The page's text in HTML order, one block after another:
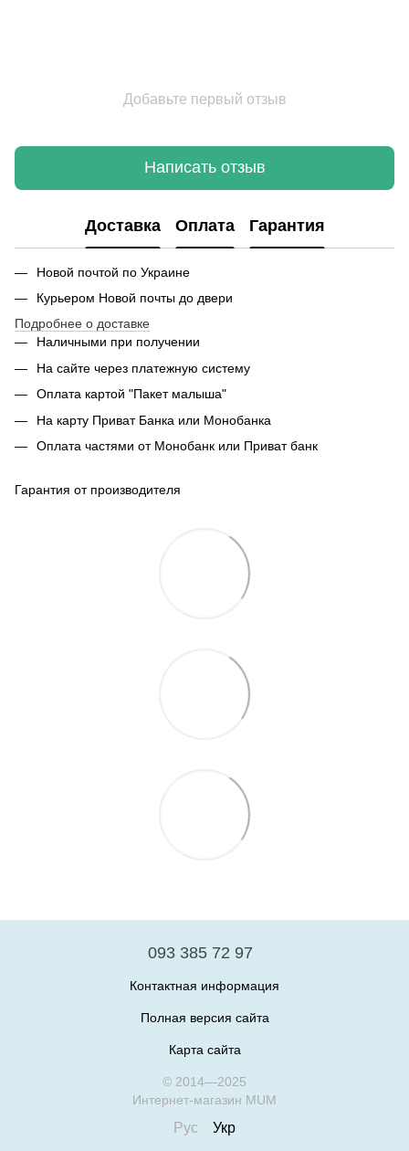
Добавьте первый отзыв
Написать отзыв
Доставка Оплата Гарантия
Новой почтой по Украине
Курьером Новой почты до двери
Подробнее о доставке
Наличными при получении
На сайте через платежную систему
Оплата картой "Пакет малыша"
На карту Приват Банка или Монобанка
Оплата частями от Монобанк или Приват банк
Гарантия от производителя
093 385 72 97
Контактная информация
Полная версия сайта
Карта сайта
© 2014—2025
Интернет-магазин MUM
Рус Укр